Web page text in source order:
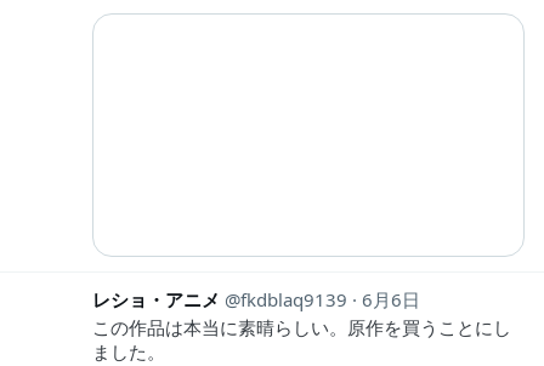
レショ・アニメ fkdblaq9139
6月6日
この作品は本当に素晴らしい。原作を買うことにし
ました。